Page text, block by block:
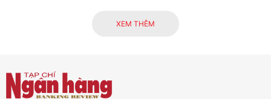
XEM THÊM